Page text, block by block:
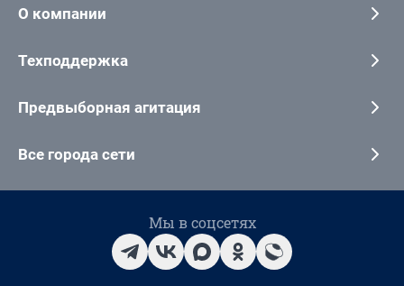
О компании
Техподдержка
Предвыборная агитация
Все города сети
Мы в соцсетях